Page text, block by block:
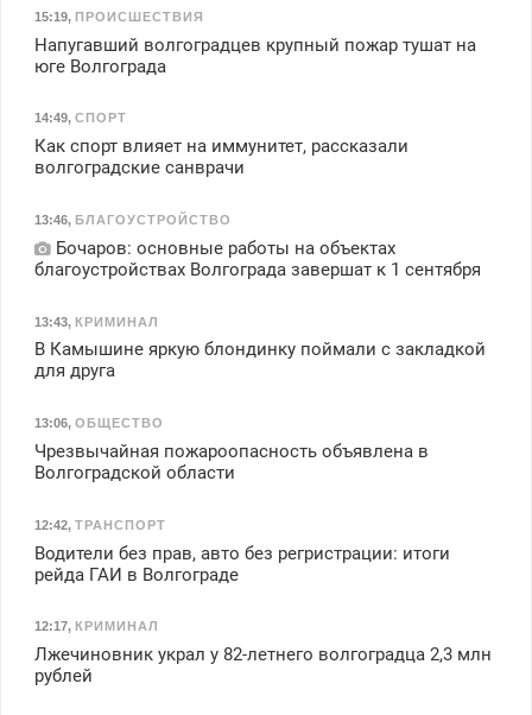
15:19, ПРОИСШЕСТВИЯ
Напугавший волгоградцев крупный пожар тушат на
юге Волгограда
14:49, СПОРТ
Как спорт влияет на иммунитет, рассказали
волгоградские санврачи
13:46, БЛАГОУСТРОЙСТВО
Бочаров: основные работы на объектах
благоустройствах Волгограда завершат к 1 сентября
13:43, КРИМИНАЛ
В Камышине яркую блондинку поймали с закладкой
для друга
13:06, ОБЩЕСТВО
Чрезвычайная пожароопасность объявлена в
Волгоградской области
12:42, ТРАНСПОРТ
Водители без прав, авто без регристрации: итоги
рейда ГАИ в Волгограде
12:17, КРИМИНАЛ
Лжечиновник украл у 82-летнего волгоградца 2,3 млн
рублей